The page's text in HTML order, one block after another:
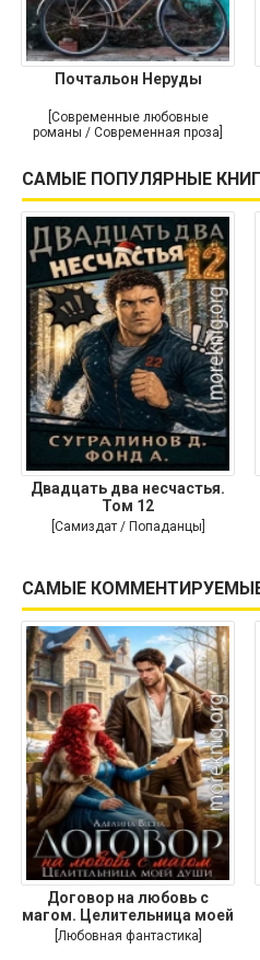
Почтальон Неруды
[Современные любовные
романы / Современная проза]
САМЫЕ ПОПУЛЯРНЫЕ
Двадцать два несчастья.
Том 12
[Самиздат / Попаданцы]
САМЫЕ
Договор на любовь с
магом. Целительница моей
души
[Любовная фантастика]